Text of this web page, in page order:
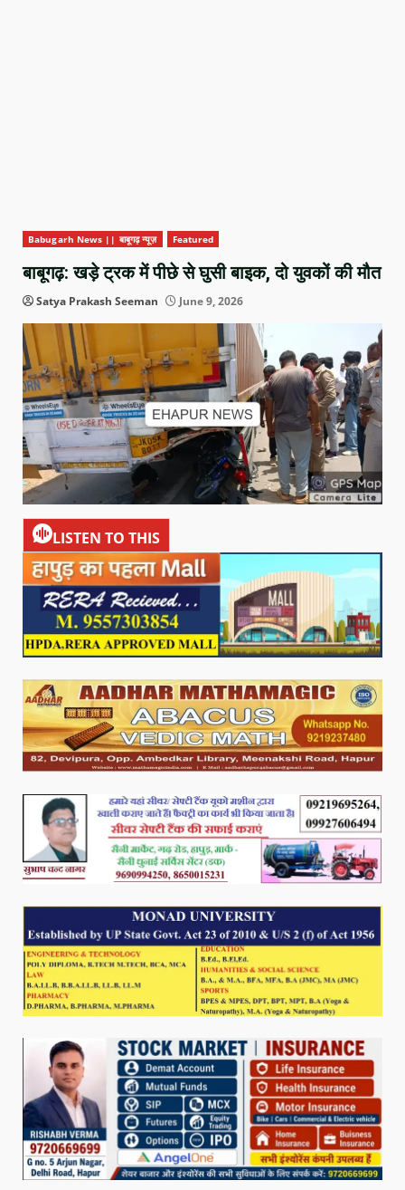
Babugarh News || बाबूगढ़ न्यूज़ Featured
बाबूगढ़: खड़े ट्रक में पीछे से घुसी बाइक, दो युवकों की मौत
Satya Prakash Seeman June 9, 2026
LISTEN TO THIS